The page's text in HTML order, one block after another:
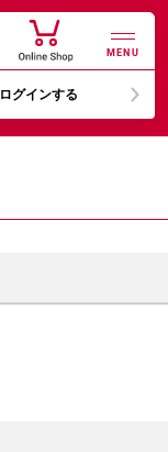
MENU
ログインする